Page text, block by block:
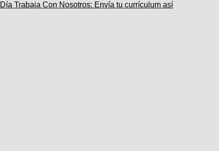
Día Trabaja Con Nosotros: Envía tu currículum así